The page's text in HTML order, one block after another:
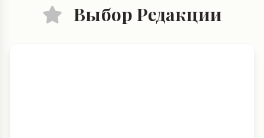
Выбор Редакции